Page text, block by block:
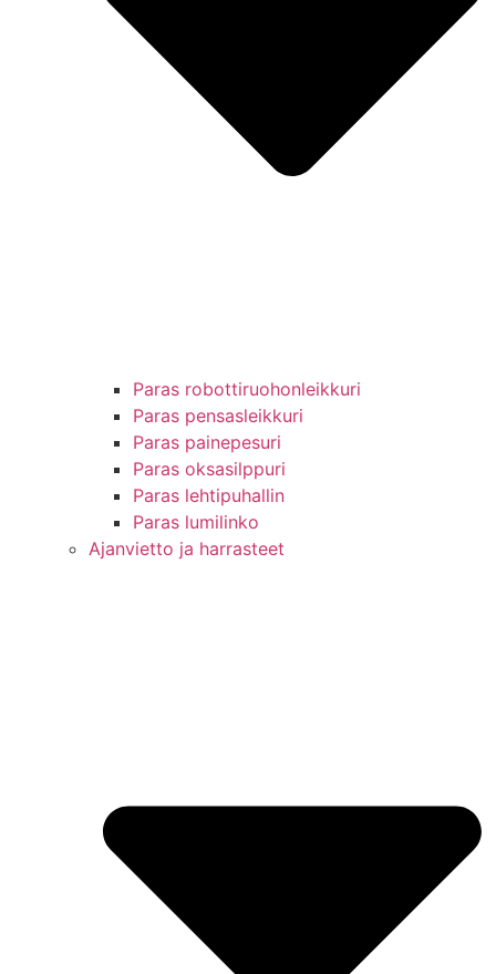
Paras robottiruohonleikkuri
Paras pensasleikkuri
Paras painepesuri
Paras oksasilppuri
Paras lehtipuhallin
Paras lumilinko
Ajanvietto ja harrasteet